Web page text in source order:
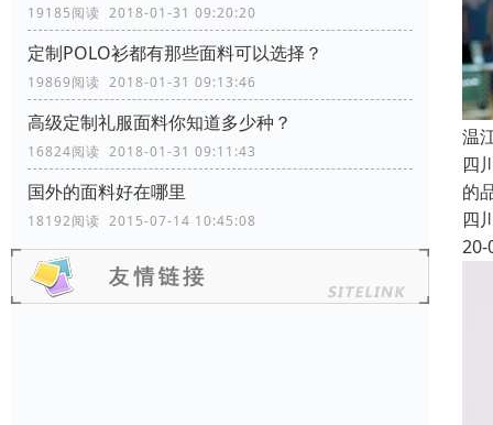
19185阅读 2018-01-31 09:20:20
定制POLO衫都有那些面料可以选择？
19869阅读 2018-01-31 09:13:46
高级定制礼服面料你知道多少种？
16824阅读 2018-01-31 09:11:43
国外的面料好在哪里
18192阅读 2015-07-14 10:45:08
温
四
的
四
20-